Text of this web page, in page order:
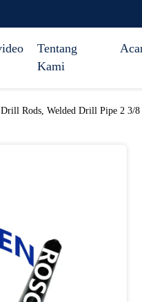
Tentang
Kami
Rods, Welded Drill Pipe 2 3/8